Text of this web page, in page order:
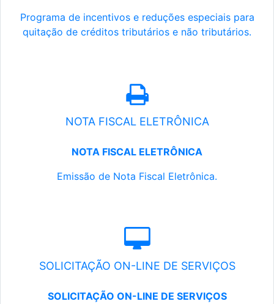
Programa de incentivos e reduções especiais para
quitação de créditos tributários e não tributários.
NOTA FISCAL ELETRÔNICA
NOTA FISCAL ELETRÔNICA
Emissão de Nota Fiscal Eletrônica.
SOLICITAÇÃO ON-LINE DE SERVIÇOS
SOLICITAÇÃO ON-LINE DE SERVIÇOS